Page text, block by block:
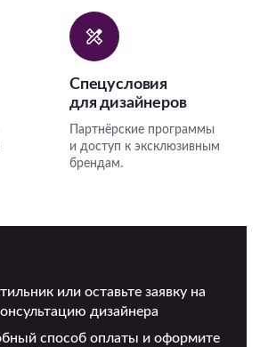
Спецусловия
для дизайнеров
Партнёрские программы
и доступ к эксклюзивным
брендам.
или оставьте заявку на
дизайнера
способ оплаты и оформите